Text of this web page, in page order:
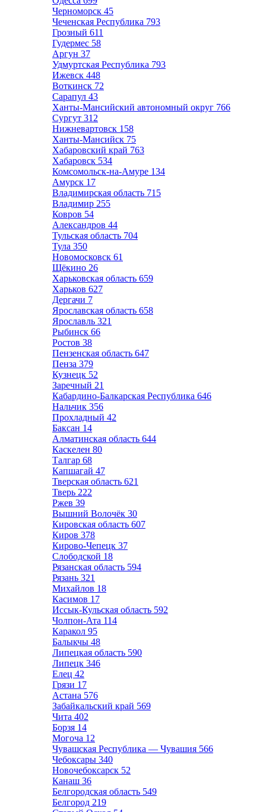
Черноморск 45
Чеченская Республика 793
Грозный 611
Гудермес 58
Аргун 37
Удмуртская Республика 793
Ижевск 448
Воткинск 72
Сарапул 43
Ханты-Мансийский автономный округ 766
Сургут 312
Нижневартовск 158
Ханты-Мансийск 75
Хабаровский край 763
Хабаровск 534
Комсомольск-на-Амуре 134
Амурск 17
Владимирская область 715
Владимир 255
Ковров 54
Александров 44
Тульская область 704
Тула 350
Новомосковск 61
Щёкино 26
Харьковская область 659
Харьков 627
Дергачи 7
Ярославская область 658
Ярославль 321
Рыбинск 66
Ростов 38
Пензенская область 647
Пенза 379
Кузнецк 52
Заречный 21
Кабардино-Балкарская Республика 646
Нальчик 356
Прохладный 42
Баксан 14
Алматинская область 644
Каскелен 80
Талгар 68
Капшагай 47
Тверская область 621
Тверь 222
Ржев 39
Вышний Волочёк 30
Кировская область 607
Киров 378
Кирово-Чепецк 37
Слободской 18
Рязанская область 594
Рязань 321
Михайлов 18
Касимов 17
Иссык-Кульская область 592
Чолпон-Ата 114
Каракол 95
Балыкчы 48
Липецкая область 590
Липецк 346
Елец 42
Грязи 17
Астана 576
Забайкальский край 569
Чита 402
Борзя 14
Могоча 12
Чувашская Республика — Чувашия 566
Чебоксары 340
Новочебоксарск 52
Канаш 36
Белгородская область 549
Белгород 219